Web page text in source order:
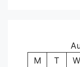
M
T W